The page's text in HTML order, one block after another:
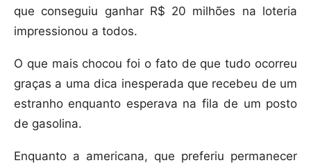
que conseguiu ganhar R$ 20 milhões na loteria
impressionou a todos.
O que mais chocou foi o fato de que tudo ocorreu
graças a uma dica inesperada que recebeu de um
estranho enquanto esperava na fila de um posto
de gasolina.
Enquanto a americana, que preferiu permanecer